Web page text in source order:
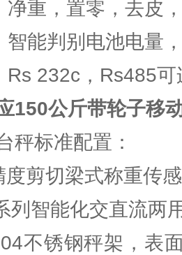
净重，置零，去皮
智能判别电池电量
Rs 232c，Rs485
150公斤带轮子移
秤标准配置：
度剪切梁式称重传
列智能化交直流两
不锈钢秤架，表